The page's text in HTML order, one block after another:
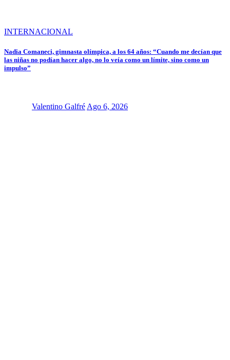
INTERNACIONAL
Nadia Comaneci, gimnasta olímpica, a los 64 años: “Cuando me decían que
las niñas no podían hacer algo, no lo veía como un límite, sino como un
impulso”
Valentino Galfré Ago 6, 2026